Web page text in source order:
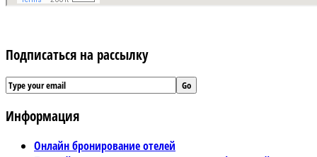
Подписаться на рассылку
Информация
Онлайн бронирование отелей